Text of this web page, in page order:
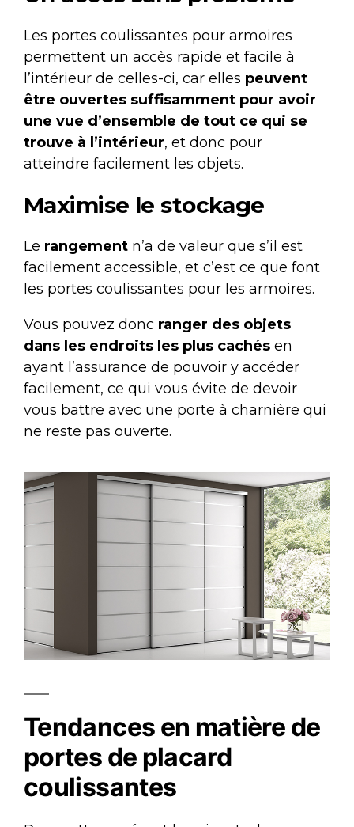
Les portes coulissantes pour armoires
permettent un accès rapide et facile à
l’intérieur de celles-ci, car elles peuvent
être ouvertes suffisamment pour avoir
une vue d’ensemble de tout ce qui se
trouve à l’intérieur, et donc pour
atteindre facilement les objets.
Maximise le stockage
Le rangement n’a de valeur que s’il est
facilement accessible, et c’est ce que font
les portes coulissantes pour les armoires.
Vous pouvez donc ranger des objets
dans les endroits les plus cachés en
ayant l’assurance de pouvoir y accéder
facilement, ce qui vous évite de devoir
vous battre avec une porte à charnière qui
ne reste pas ouverte.
Tendances en matière de
portes de placard
coulissantes